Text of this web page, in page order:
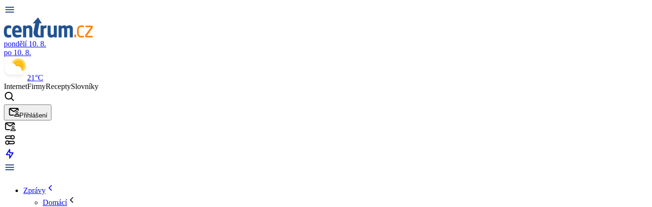
pondělí 10. 8.
po 10. 8.
21°C
InternetFirmyReceptySlovníky
Přihlášení
Zprávy
Domácí